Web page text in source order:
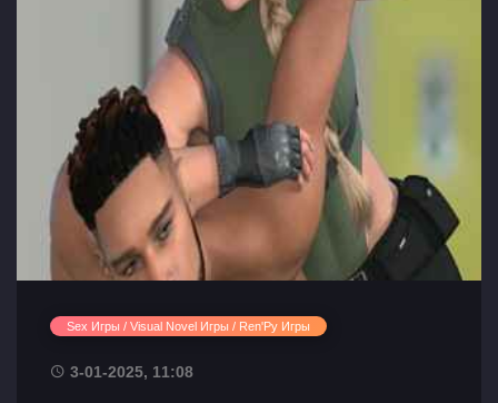
Sex Игры / Visual Novel Игры / Ren'Py Игры
3-01-2025, 11:08